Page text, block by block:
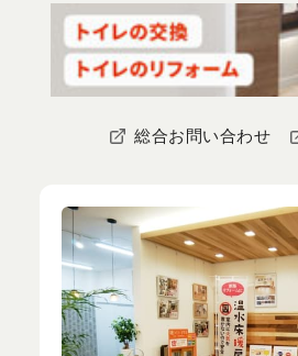
総合お問い合わせ